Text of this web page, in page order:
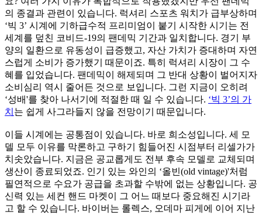
의 종결과 관련이 있습니다. 럭셔리 스포츠 워치가 급부상하며
‘빅 3’ 시계에 기하급수적 프리미엄이 붙기 시작한 시기는 전
세계를 덮친 코비드-19의 팬데믹 기간과 일치합니다. 경기 부
양의 일환으로 유동성이 급증했고, 자산 가치가 증대하며 자연
스럽게 소비가 증가했기 때문이죠. 특히 럭셔리 시장이 그 수
혜를 입었습니다. 팬데믹이 해제되며 그 반대 상황이 벌어지자
소비심리 역시 줄어든 것으로 보입니다. 그런 지금이 오히려
‘성배'를 찾아 나서기에 적절한 때 일 수 있습니다. ‘빅 3’의 가
치 는 쉽게 사그라들지 않을 전망이기 때문입니다.
이들 시계에는 공통점이 있습니다. 바로 희소성입니다. 세 모
델 모두 이유를 막론하고 구하기 힘들어진 시점부터 리셀가가
치솟았습니다. 지금은 공교롭게도 전부 후속 모델로 교체되며
생산이 종료되었죠. 인기 있는 와인의 ‘올빈(old vintage)'처럼
필연적으로 수요가 공급을 초과할 수밖에 없는 상황입니다. 공
신력 있는 세컨 핸드 마켓이 그 어느 때보다 중요해진 시기라
고 할 수 있습니다. 바이버는 롤렉스, 오데마 피게에 이어 지난